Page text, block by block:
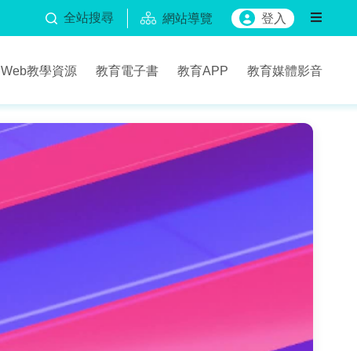
全站搜尋 網站導覽 登入
Web教學資源 教育電子書 教育APP 教育媒體影音